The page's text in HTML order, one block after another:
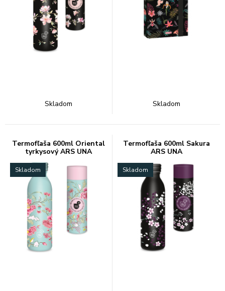
Skladom Skladom
Termofľaša 600ml Oriental
tyrkysový ARS UNA
Skladom
Termofľaša 600ml Sakura
ARS UNA
Skladom